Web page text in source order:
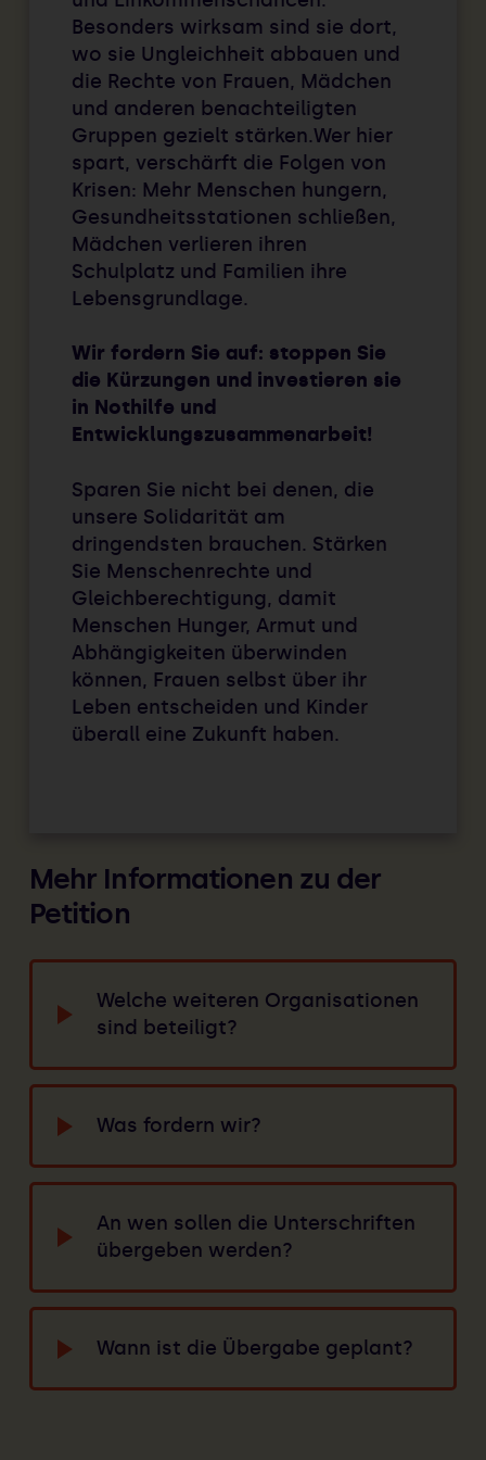
Besonders wirksam sind sie dort,
wo sie Ungleichheit abbauen und
die Rechte von Frauen, Mädchen
und anderen benachteiligten
Gruppen gezielt stärken.Wer hier
spart, verschärft die Folgen von
Krisen: Mehr Menschen hungern,
Gesundheitsstationen schließen,
Mädchen verlieren ihren
Schulplatz und Familien ihre
Lebensgrundlage.
Wir fordern Sie auf: stoppen Sie
die Kürzungen und investieren sie
in Nothilfe und
Entwicklungszusammenarbeit!
Sparen Sie nicht bei denen, die
unsere Solidarität am
dringendsten brauchen. Stärken
Sie Menschenrechte und
Gleichberechtigung, damit
Menschen Hunger, Armut und
Abhängigkeiten überwinden
können, Frauen selbst über ihr
Leben entscheiden und Kinder
überall eine Zukunft haben.
Mehr Informationen zu der
Petition
Welche weiteren Organisationen
sind beteiligt?
Was fordern wir?
An wen sollen die Unterschriften
übergeben werden?
Wann ist die Übergabe geplant?